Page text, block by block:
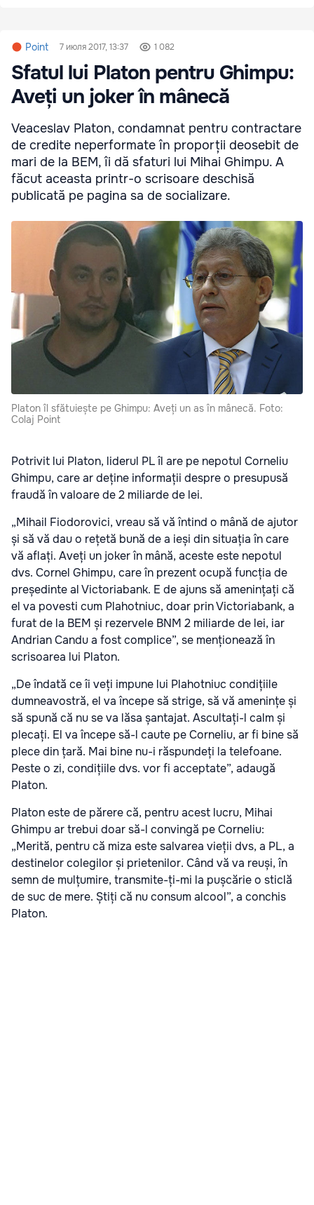
Point 7 июля 2017, 13:37 1 082
Sfatul lui Platon pentru Ghimpu:
Aveți un joker în mânecă
Veaceslav Platon, condamnat pentru contractare
de credite neperformate în proporții deosebit de
mari de la BEM, îi dă sfaturi lui Mihai Ghimpu. A
făcut aceasta printr-o scrisoare deschisă
publicată pe pagina sa de socializare.
Platon îl sfătuiește pe Ghimpu: Aveți un as în mânecă. Foto:
Colaj Point
Potrivit lui Platon, liderul PL îl are pe nepotul Corneliu
Ghimpu, care ar deține informații despre o presupusă
fraudă în valoare de 2 miliarde de lei.
„Mihail Fiodorovici, vreau să vă întind o mână de ajutor
și să vă dau o rețetă bună de a ieși din situația în care
vă aflați. Aveți un joker în mână, aceste este nepotul
dvs. Cornel Ghimpu, care în prezent ocupă funcția de
președinte al Victoriabank. E de ajuns să amenințați că
el va povesti cum Plahotniuc, doar prin Victoriabank, a
furat de la BEM și rezervele BNM 2 miliarde de lei, iar
Andrian Candu a fost complice”, se menționează în
scrisoarea lui Platon.
„De îndată ce îi veți impune lui Plahotniuc condițiile
dumneavostră, el va începe să strige, să vă amenințe și
să spună că nu se va lăsa șantajat. Ascultați-l calm și
plecați. El va începe să-l caute pe Corneliu, ar fi bine să
plece din țară. Mai bine nu-i răspundeți la telefoane.
Peste o zi, condițiile dvs. vor fi acceptate”, adaugă
Platon.
Platon este de părere că, pentru acest lucru, Mihai
Ghimpu ar trebui doar să-l convingă pe Corneliu:
„Merită, pentru că miza este salvarea vieții dvs, a PL, a
destinelor colegilor și prietenilor. Când vă va reuși, în
semn de mulțumire, transmite-ți-mi la pușcărie o sticlă
de suc de mere. Știți că nu consum alcool”, a conchis
Platon.